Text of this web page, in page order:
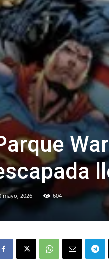
mayo, 2026 604